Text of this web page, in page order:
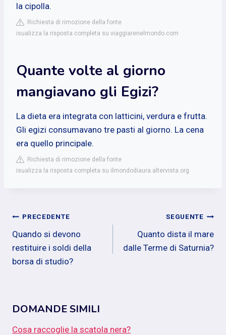
la cipolla.
Richiesta di rimozione della fonte
isualizza la risposta completa su viaggiarenelmondo.com
Quante volte al giorno
mangiavano gli Egizi?
La dieta era integrata con latticini, verdura e frutta.
Gli egizi consumavano tre pasti al giorno. La cena
era quello principale.
Richiesta di rimozione della fonte
isualizza la risposta completa su ilmondodiaura.altervista.org
Navigazione
articoli
PRECEDENTE
Quando si devono
restituire i soldi della
borsa di studio?
SEGUENTE
Quanto dista il mare
dalle Terme di Saturnia?
DOMANDE SIMILI
Cosa raccoglie la scatola nera?